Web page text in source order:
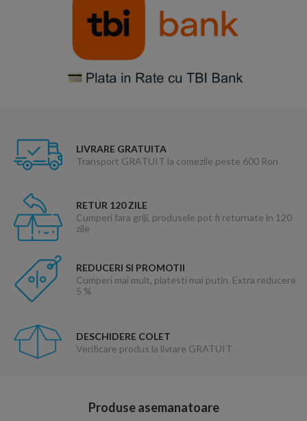
LIVRARE GRATUITA
Transport GRATUIT la comezile peste 600 Ron
RETUR 120 ZILE
Cumperi fara griji, produsele pot fi returnate in 120
zile
REDUCERI SI PROMOTII
Cumperi mai mult, platesti mai putin. Extra reducere
5 %
DESCHIDERE COLET
Verificare produs la livrare GRATUIT
Produse asemanatoare